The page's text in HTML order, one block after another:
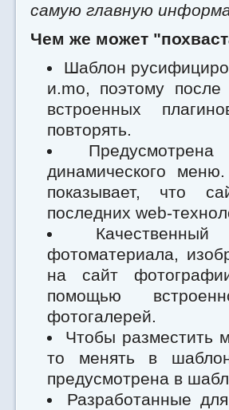
самую главную
Чем же может
Шаблон
и.mo, поэтому
встроенных
повторять.
динамического
показывает, что
последних web-
фотоматериала,
на сайт
помощью
фотогалерей.
Чтобы разместить
то менять в
предусмотрена в
Разработанные